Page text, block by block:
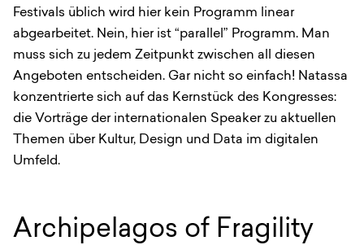
Festivals üblich wird hier kein Programm linear
abgearbeitet. Nein, hier ist “parallel” Programm. Man
muss sich zu jedem Zeitpunkt zwischen all diesen
Angeboten entscheiden. Gar nicht so einfach! Natassa
konzentrierte sich auf das Kernstück des Kongresses:
die Vorträge der internationalen Speaker zu aktuellen
Themen über Kultur, Design und Data im digitalen
Umfeld.
Archipelagos of Fragility